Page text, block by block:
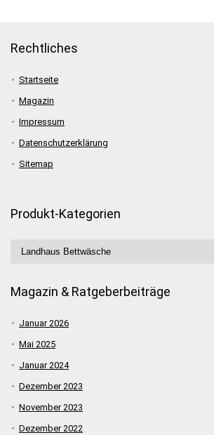
Rechtliches
Startseite
Magazin
Impressum
Datenschutzerklärung
Sitemap
Produkt-Kategorien
Magazin & Ratgeberbeiträge
Januar 2026
Mai 2025
Januar 2024
Dezember 2023
November 2023
Dezember 2022